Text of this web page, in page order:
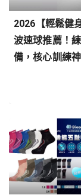
2026【輕鬆健
波速球推薦！
備，核心訓練